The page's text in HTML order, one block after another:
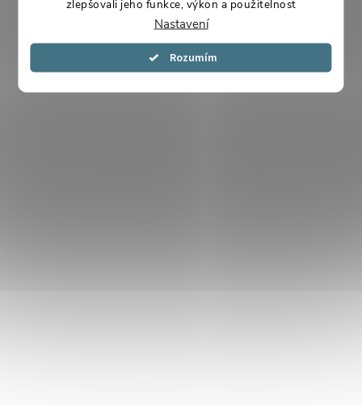
zlepšovali jeho funkce, výkon a použitelnost
Nastavení
Souhlasím